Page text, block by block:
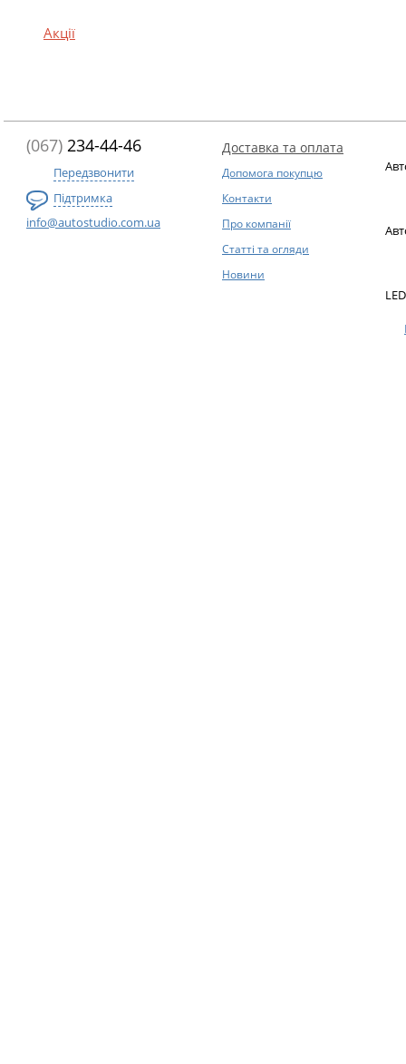
Акції
(067) 234-44-46
Передзвонити
Підтримка
info@autostudio.com.ua
Доставка та оплата
Допомога покупцю
Контакти
Про компанії
Статті та огляди
Новини